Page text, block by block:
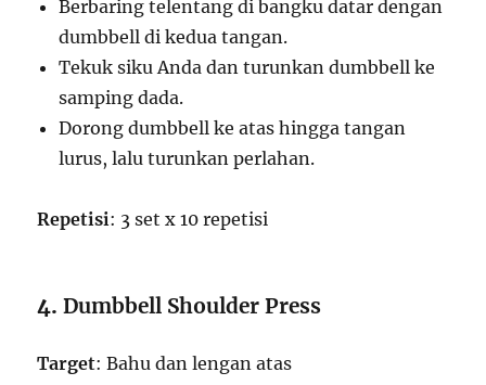
Berbaring telentang di bangku datar dengan
dumbbell di kedua tangan.
Tekuk siku Anda dan turunkan dumbbell ke
samping dada.
Dorong dumbbell ke atas hingga tangan
lurus, lalu turunkan perlahan.
Repetisi: 3 set x 10 repetisi
4.Dumbbell Shoulder Press
Target: Bahu dan lengan atas